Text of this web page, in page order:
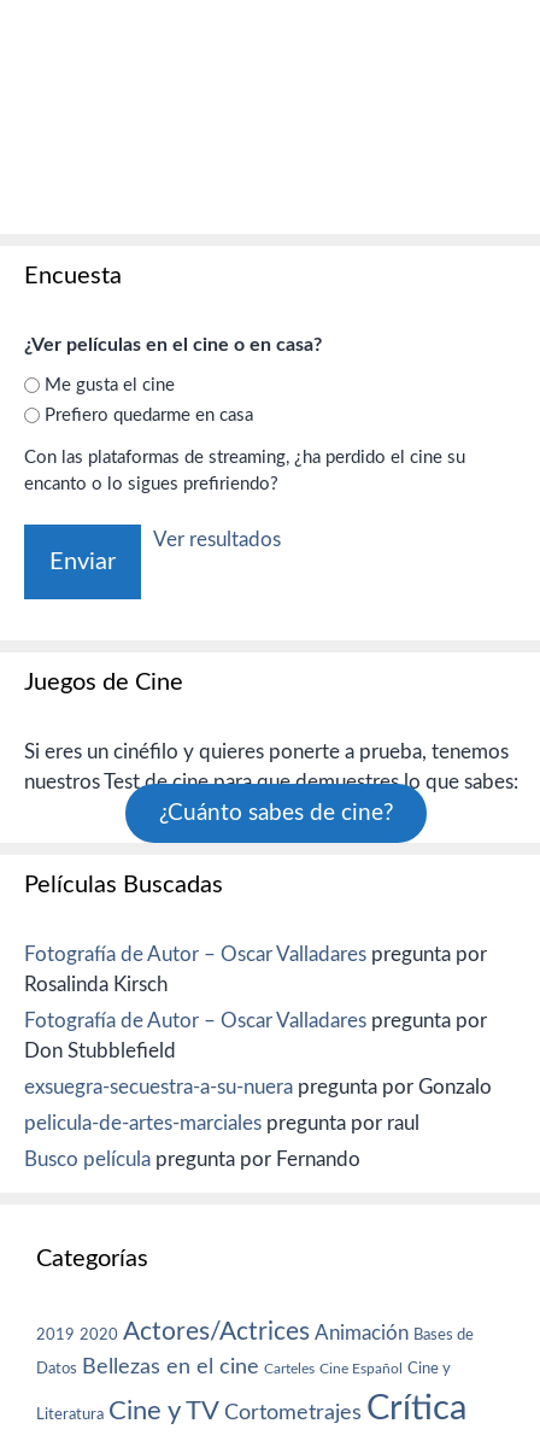
Encuesta
¿Ver películas en el cine o en casa?
Me gusta el cine
Prefiero quedarme en casa
Con las plataformas de streaming, ¿ha perdido el cine su
encanto o lo sigues prefiriendo?
Ver resultados
Juegos de Cine
Si eres un cinéfilo y quieres ponerte a prueba, tenemos
nuestros Test de cine para que demuestres lo que sabes:
¿Cuánto sabes de cine?
Películas Buscadas
Fotografía de Autor – Oscar Valladares pregunta por
Rosalinda Kirsch
Fotografía de Autor – Oscar Valladares pregunta por
Don Stubblefield
exsuegra-secuestra-a-su-nuera pregunta por Gonzalo
pelicula-de-artes-marciales pregunta por raul
Busco película pregunta por Fernando
Categorías
2019 2020 Actores/Actrices Animación Bases de
Datos Bellezas en el cine Carteles Cine Español Cine y
Literatura Cine y TV Cortometrajes Crítica